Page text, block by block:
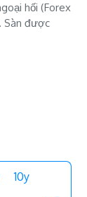
hối (Forex
Sàn được
10y